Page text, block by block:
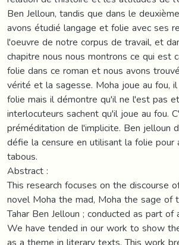
Ben Jelloun, tandis que dans le
avons étudié langage et folie avec ses
l'oeuvre de notre corpus de travail, et
chapitre nous nous montrons ce qui est
folie dans ce roman et nous avons
vérité et la sagesse. Moha joue au fou,
folie mais il démontre qu'il ne l'est pas
interlocuteurs sachent qu'il joue au fou.
préméditation de l'implicite. Ben jelloun
défie la censure en utilisant la folie
tabous.
Abstract :
This research focuses on the discourse
novel Moha the mad, Moha the sage of
Tahar Ben Jelloun ; conducted as part
We have tended in our work to show